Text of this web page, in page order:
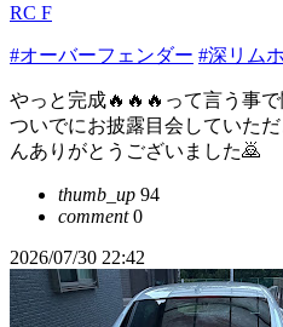
RC F
#オーバーフェンダー #深リム
やっと完成🔥🔥🔥って言う事
ついでにお披露目会していた
んありがとうございました🙇
thumb_up 94
comment0
2026/07/30 22:42